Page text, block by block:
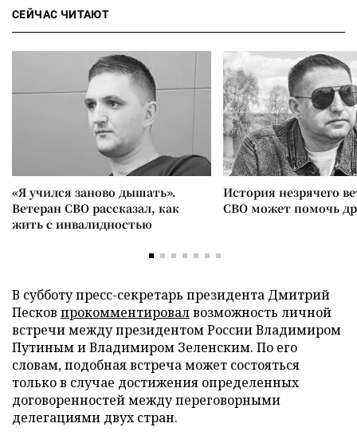
СЕЙЧАС ЧИТАЮТ
«Я учился заново дышать».
Ветеран СВО рассказал, как
жить с инвалидностью
История незрячего
СВО может помочь
В субботу пресс-секретарь президента Дмитрий
Песков прокомментировалвозможность личной
встречи между президентом России Владимиром
Путиным и Владимиром Зеленским. По его
словам, подобная встреча может состояться
только в случае достижения определенных
договоренностей между переговорными
делегациями двух стран.